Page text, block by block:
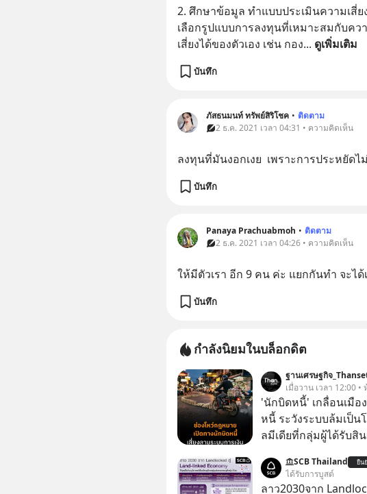
2. ศึกษาข้อมูล ทำแบบประเมินความเสี่
เลือกรูปแบบการลงทุนที่เหมาะสมกับค
เสี่ยงได้ของตัวเอง เช่น กอง... ดูเพิ่มเติม
บันทึก
ภัสธนมนท์ ทรัพย์สิริโชค • ติดตาม
2 ธ.ค. 2021 เวลา 04:31 • ความคิดเห็น
ลงทุนที่มันงอกเงย  เพราะการประหยัดไ
บันทึก
Panaya Prachuabmoh • ติดตาม
2 ธ.ค. 2021 เวลา 04:26 • ความคิดเห็น
ให้มีตัวเรา อีก 9 คน ค่ะ แยกกันทำ จะไ
บันทึก
กำลังนิยมในบล็อกดิต
ฐานเศรษฐกิจ
เมื่อวาน เวลา 12:00 •
'นักบิดหนี้' เกลื่อนเมือ
หนี้ ระวังระบบล้มเป็น
ลมีเดียที่กลุ่มผู้ได้รับสิ
รายแรกของไทย แสด
ล่าสุดเมื่อวันที่ 4 สิงหา
SCB Thailand ยืน
ได้รับการบูสต์
ลาว2030จาก